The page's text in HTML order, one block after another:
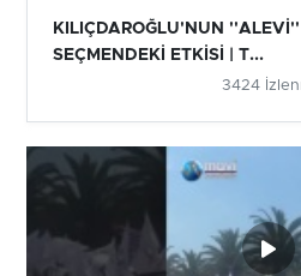
KILIÇDAROĞLU'NUN ''ALEVİ''
SEÇMENDEKİ ETKİSİ | T...
3424